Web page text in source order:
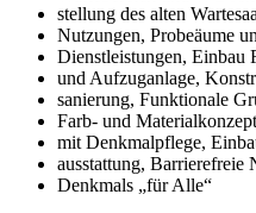
stellung des alten
Nutzungen, Probeäume
Dienstleistungen, Einbau
und Aufzuganlage,
sanierung, Funktionale
Farb- und
mit Denkmalpflege,
ausstattung, Barrierefreie
Denkmals „für Alle“